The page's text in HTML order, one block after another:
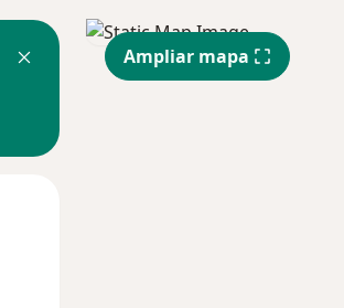
Ampliar mapa